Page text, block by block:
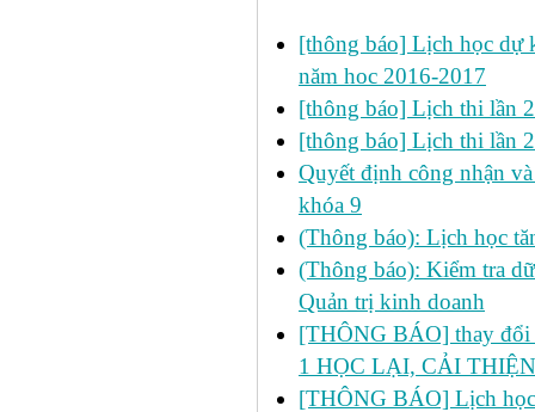
[thông báo] Lịch học dự
năm hoc 2016-2017
[thông báo] Lịch thi lần
[thông báo] Lịch thi lần
Quyết định công nhận
khóa 9
(Thông báo): Lịch học
(Thông báo): Kiểm tra
Quản trị kinh doanh
[THÔNG BÁO] thay đổi
1 HỌC LẠI, CẢI
[THÔNG BÁO] Lịch